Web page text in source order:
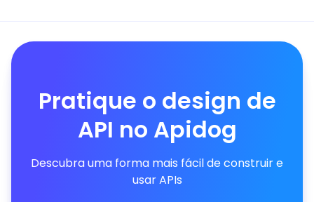
Pratique o design de
API no Apidog
Descubra uma forma mais fácil de construir e
usar APIs